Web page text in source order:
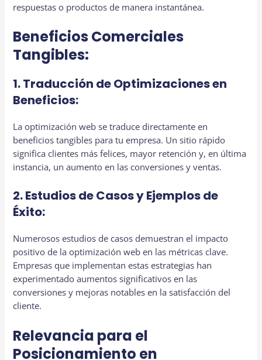
respuestas o productos de manera instantánea.
Beneficios Comerciales
Tangibles:
1. Traducción de Optimizaciones en
Beneficios:
La optimización web se traduce directamente en
beneficios tangibles para tu empresa. Un sitio rápido
significa clientes más felices, mayor retención y, en última
instancia, un aumento en las conversiones y ventas.
2. Estudios de Casos y Ejemplos de
Éxito:
Numerosos estudios de casos demuestran el impacto
positivo de la optimización web en las métricas clave.
Empresas que implementan estas estrategias han
experimentado aumentos significativos en las
conversiones y mejoras notables en la satisfacción del
cliente.
Relevancia para el
Posicionamiento en